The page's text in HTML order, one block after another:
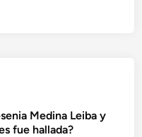
Medina Leiba y
fue hallada?